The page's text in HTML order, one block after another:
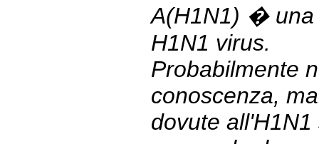
A(H1N1) � una
H1N1 virus.
Probabilmente
conoscenza,
dovute